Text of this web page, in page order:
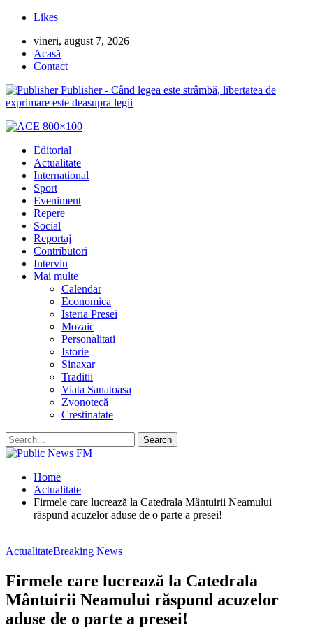
Likes
vineri, august 7, 2026
Acasă
Contact
Publisher - Când legea este strâmbă, libertatea de
exprimare este deasupra legii
Editorial
Actualitate
International
Sport
Eveniment
Repere
Social
Reportaj
Contributori
Interviu
Mai multe
Calendar
Economica
Isteria Presei
Mozaic
Personalitati
Istorie
Sinaxar
Traditii
Viata Sanatoasa
Zvonotecă
Crestinatate
Home
Actualitate
Firmele care lucrează la Catedrala Mântuirii Neamului
răspund acuzelor aduse de o parte a presei!
ActualitateBreaking News
Firmele care lucrează la Catedrala
Mântuirii Neamului răspund acuzelor
aduse de o parte a presei!